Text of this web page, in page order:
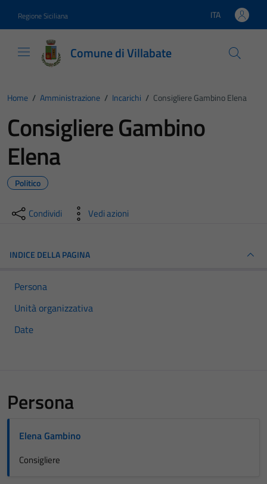
Regione Siciliana Lingua attiva:
ITA
Comune di Villabate
Home / Amministrazione / Incarichi / Consigliere Gambino Elena
Consigliere Gambino
Elena
Politico
Condividi Vedi azioni
INDICE DELLA PAGINA
Persona
Unità organizzativa
Date
Persona
Elena Gambino
Consigliere